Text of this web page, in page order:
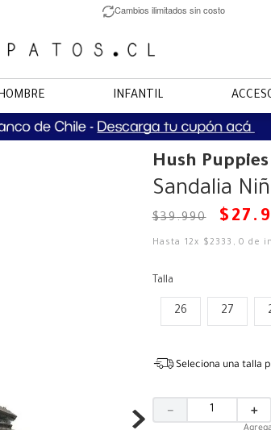
Cambios ilimitados sin costo
INFANTIL
Hush Puppies
Sandalia
$39.990 $ 27 .
Hasta 12x $2333 ,0 de
Talla
26 27
Seleciona una talla
＋
－